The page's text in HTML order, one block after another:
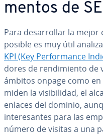
me­n­tos de
Para de­sa­rro­llar la mejor
posible es muy útil
KPI (Key Pe­r­fo­r­ma­n­ce
do­res de re­n­di­mie­n­to de
ámbitos onpage como
miden la vi­si­bi­li­dad, el
enlaces del dominio,
in­te­re­sa­n­tes para las
número de visitas a una